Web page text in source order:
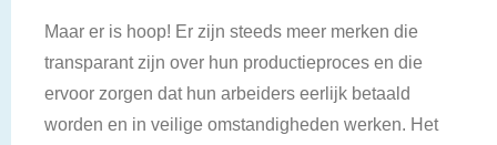
Maar er is hoop! Er zijn steeds meer merken die
transparant zijn over hun productieproces en die
ervoor zorgen dat hun arbeiders eerlijk betaald
worden en in veilige omstandigheden werken. Het